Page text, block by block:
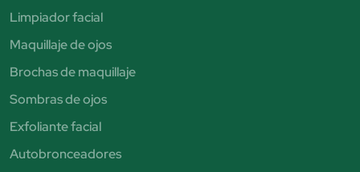
Limpiador facial
Maquillaje de ojos
Brochas de maquillaje
Sombras de ojos
Exfoliante facial
Autobronceadores